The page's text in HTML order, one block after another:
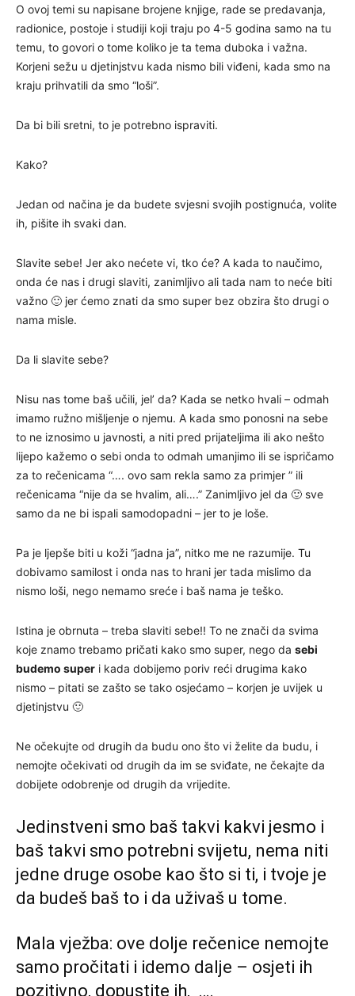
O ovoj temi su napisane brojene knjige, rade se predavanja,
radionice, postoje i studiji koji traju po 4-5 godina samo na tu
temu, to govori o tome koliko je ta tema duboka i važna.
Korjeni sežu u djetinjstvu kada nismo bili viđeni, kada smo na
kraju prihvatili da smo “loši”.
Da bi bili sretni, to je potrebno ispraviti.
Kako?
Jedan od načina je da budete svjesni svojih postignuća, volite
ih, pišite ih svaki dan.
Slavite sebe! Jer ako nećete vi, tko će? A kada to naučimo,
onda će nas i drugi slaviti, zanimljivo ali tada nam to neće biti
važno 🙂 jer ćemo znati da smo super bez obzira što drugi o
nama misle.
Da li slavite sebe?
Nisu nas tome baš učili, jel’ da? Kada se netko hvali – odmah
imamo ružno mišljenje o njemu. A kada smo ponosni na sebe
to ne iznosimo u javnosti, a niti pred prijateljima ili ako nešto
lijepo kažemo o sebi onda to odmah umanjimo ili se ispričamo
za to rečenicama “…. ovo sam rekla samo za primjer ” ili
rečenicama “nije da se hvalim, ali….” Zanimljivo jel da 🙂 sve
samo da ne bi ispali samodopadni – jer to je loše.
Pa je ljepše biti u koži “jadna ja”, nitko me ne razumije. Tu
dobivamo samilost i onda nas to hrani jer tada mislimo da
nismo loši, nego nemamo sreće i baš nama je teško.
Istina je obrnuta – treba slaviti sebe!! To ne znači da svima
koje znamo trebamo pričati kako smo super, nego da sebi
budemo super i kada dobijemo poriv reći drugima kako
nismo – pitati se zašto se tako osjećamo – korjen je uvijek u
djetinjstvu 🙂
Ne očekujte od drugih da budu ono što vi želite da budu, i
nemojte očekivati od drugih da im se sviđate, ne čekajte da
dobijete odobrenje od drugih da vrijedite.
Jedinstveni smo baš takvi kakvi jesmo i
baš takvi smo potrebni svijetu, nema niti
jedne druge osobe kao što si ti, i tvoje je
da budeš baš to i da uživaš u tome.
Mala vježba: ove dolje rečenice nemojte
samo pročitati i idemo dalje – osjeti ih
pozitivno, dopustite ih, ….